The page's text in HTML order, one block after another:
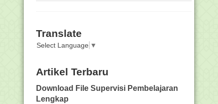
Translate
Select Language ▼
Artikel Terbaru
Download File Supervisi Pembelajaran
Lengkap